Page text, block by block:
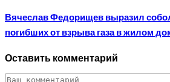
Вячеслав Федорищев выразил
погибших от взрыва газа в жилом
Оставить комментарий